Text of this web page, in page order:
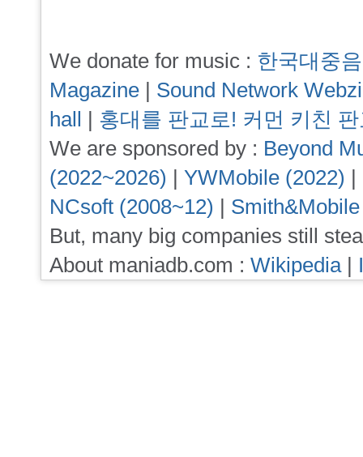
We donate for music : 한국대중
Magazine | Sound Network
hall | 홍대를 판교로! 커먼 키친
We are sponsored by : Beyond
(2022~2026) | YWMobile (2022) |
NCsoft (2008~12) |
But, many big companies still
About maniadb.com : Wikipedia|